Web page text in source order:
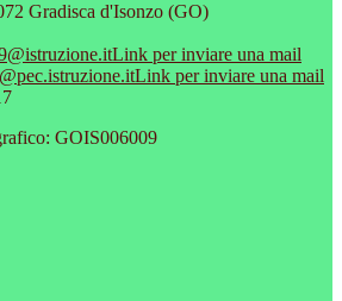
Gradisca d'Isonzo (GO)
Link per inviare una mail
Link per inviare una mail
GOIS006009